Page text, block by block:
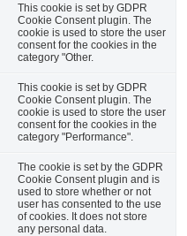
This cookie is set by GDPR
Cookie Consent plugin. The
cookie is used to store the user
consent for the cookies in the
category "Other.
This cookie is set by GDPR
Cookie Consent plugin. The
cookie is used to store the user
consent for the cookies in the
category "Performance".
The cookie is set by the GDPR
Cookie Consent plugin and is
used to store whether or not
user has consented to the use
of cookies. It does not store
any personal data.